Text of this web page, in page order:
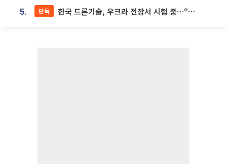
5. 단독 한국 드론기술, 우크라 전장서 시험 중…“스타트업 여러 곳 참여”